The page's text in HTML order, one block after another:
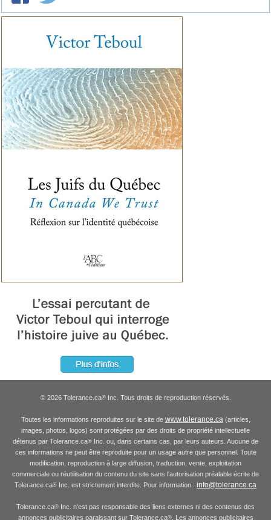
© 2026 Tolerance.ca®Inc. Tous droits de reproduction réservés.
Toutes les informations reproduites sur le site de www.tolerance.ca(articles,
images, photos, logos) sont protégées par des droits de propriété intellectuelle
détenus par Tolerance.ca® Inc. ou, dans certains cas, par leurs auteurs. Aucune de
ces informations ne peut être reproduite pour un usage autre que personnel. Toute
modification, reproduction à large diffusion, traduction, vente, exploitation
commerciale ou réutilisation du contenu du site sans l'autorisation préalable écrite de
Tolerance.ca® Inc. est strictement interdite. Pour information : info@tolerance.ca
Tolerance.ca® Inc. n'est pas responsable des liens externes ni des contenus des
annonces publicitaires paraissant sur Tolerance.ca®. Les annonces publicitaires